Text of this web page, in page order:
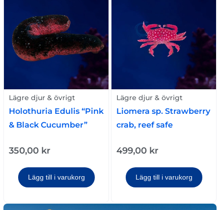
Holothuria Edulis “Pink
& Black Cucumber”
350,00 kr
Lägg till i varukorg
Lägre djur & övrigt
Liomera sp. Strawberry
crab, reef safe
499,00 kr
Lägg till i varukorg
Lägre djur & övrigt